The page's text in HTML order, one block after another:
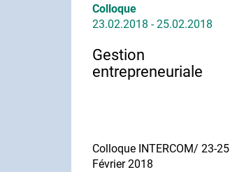
Colloque
23.02.2018 - 25.02.2018
Gestion
entrepreneuriale
Colloque INTERCOM/ 23-25
Février 2018